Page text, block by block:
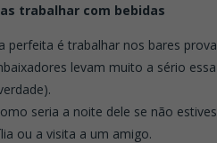
trabalhar com bebidas
perfeita é trabalhar nos bares
levam muito a sério
seria a noite dele se não
ou a visita a um amigo.